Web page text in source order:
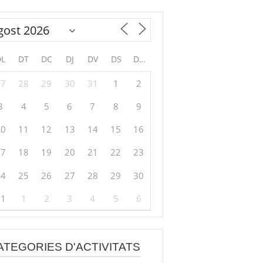
DT DC DJ DV DS DG
28 29 30 31 1
2
4 5 6 7 8
9
11 12 13 14 15
16
18 19 20 21 22
23
25 26 27 28 29
30
1 2 3 4 5 6
D'ACTIVITATS